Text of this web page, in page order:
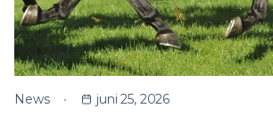
News juni 25, 2026